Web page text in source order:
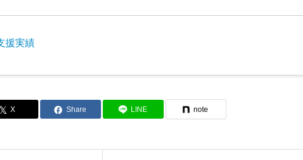
援実績
Share LINE note